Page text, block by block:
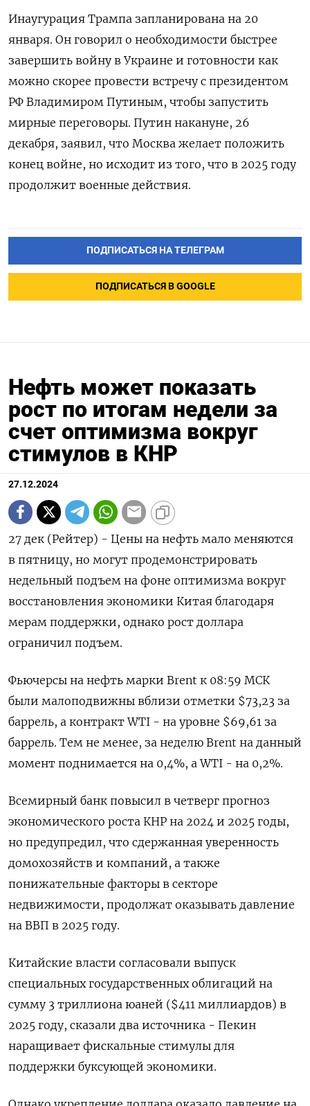
Инаугурация Трампа запланирована на 20
января. Он говорил о необходимости быстрее
завершить войну в Украине и готовности как
можно скорее провести встречу с президентом
РФ Владимиром Путиным, чтобы запустить
мирные переговоры. Путин накануне, 26
декабря, заявил, что Москва желает положить
конец войне, но исходит из того, что в 2025 году
продолжит военные действия.
ПОДПИСАТЬСЯ НА ТЕЛЕГРАМ
ПОДПИСАТЬСЯ В GOOGLE
Нефть может показать
рост по итогам недели за
счет оптимизма вокруг
стимулов в КНР
27.12.2024
27 дек (Рейтер) - Цены на нефть мало меняются
в пятницу, но могут продемонстрировать
недельный подъем на фоне оптимизма вокруг
восстановления экономики Китая благодаря
мерам поддержки, однако рост доллара
ограничил подъем.
Фьючерсы на нефть марки Brent к 08:59 МСК
были малоподвижны вблизи отметки $73,23 за
баррель, а контракт WTI - на уровне $69,61 за
баррель. Тем не менее, за неделю Brent на данный
момент поднимается на 0,4%, а WTI - на 0,2%.
Всемирный банк повысил в четверг прогноз
экономического роста КНР на 2024 и 2025 годы,
но предупредил, что сдержанная уверенность
домохозяйств и компаний, а также
понижательные факторы в секторе
недвижимости, продолжат оказывать давление
на ВВП в 2025 году.
Китайские власти согласовали выпуск
специальных государственных облигаций на
сумму 3 триллиона юаней ($411 миллиардов) в
2025 году, сказали два источника - Пекин
наращивает фискальные стимулы для
поддержки буксующей экономики.